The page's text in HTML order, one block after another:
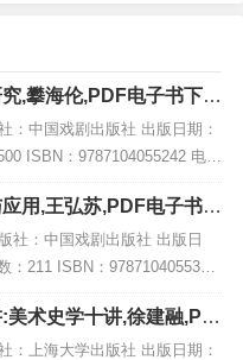
,攀海伦,PDF电子书下
：中国戏剧出版社 出版日期：
ISBN：9787104055242 电子
扫描版PDF格式] 内容简介 弦
用,王弘苏,PDF电子书下
社：中国戏剧出版社 出版日
：211 ISBN：9787104055334
[高清扫描版PDF格式] 内容简
美术史学十讲,徐建融,PD
：上海大学出版社 出版日期：